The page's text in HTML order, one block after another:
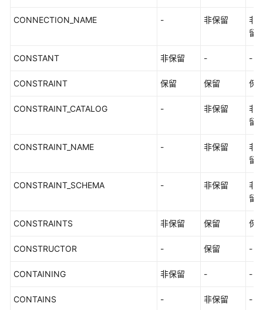
CONNECTION_NAME - 非保留
非
留
CONSTANT 非保留 - -
CONSTRAINT 保留 保留 保
CONSTRAINT_CATALOG - 非保留
非
留
CONSTRAINT_NAME - 非保留
非
留
CONSTRAINT_SCHEMA - 非保留
非
留
CONSTRAINTS 非保留 保留 保
CONSTRUCTOR - 保留 -
CONTAINING 非保留 - -
CONTAINS - 非保留 -